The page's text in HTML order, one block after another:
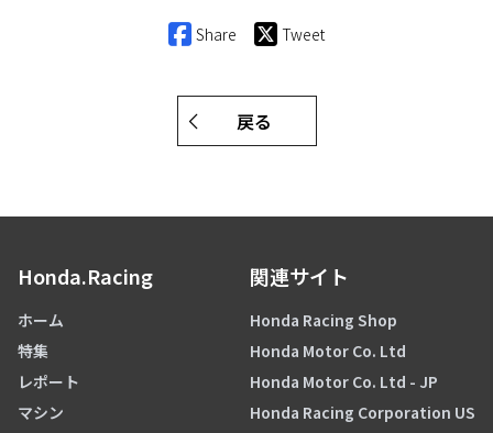
Share Tweet
戻る
Honda.Racing
ホーム
特集
レポート
マシン
関連サイト
Honda Racing Shop
Honda Motor Co. Ltd
Honda Motor Co. Ltd - JP
Honda Racing Corporation US